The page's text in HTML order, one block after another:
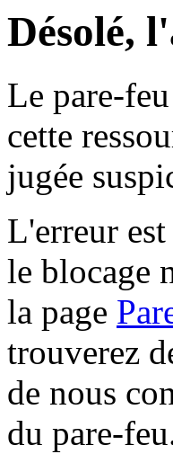
Désolé,
Le pare-
cette
jugée
L'erreur
le blocage
la page
trouverez
de nous
du pare-